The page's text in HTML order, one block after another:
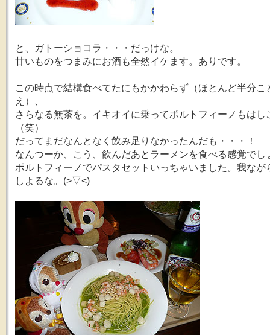
と、ガトーショコラ・・・だっけな。
甘いものをつまみにお酒も全然イケます。ありです。
この時点で結構食べてたにもかかわらず（ほとんど半分こ
え）、
さらなる無茶を。イキオイに乗ってポルトフィーノもはし
（笑）
だってまだなんとなく飲み足りなかったんだも・・・！
なんつーか、こう、飲んだあとラーメンを食べる感覚でし
ポルトフィーノでパスタセットいっちゃいました。我なが
しよるな。(>▽<)